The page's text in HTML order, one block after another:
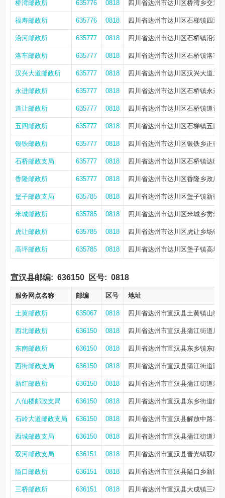
桥湾邮政所 635776 0818 四川省达州市达川区桥湾乡交通
福寿邮政所 635776 0818 四川省达州市达川区石梯镇四通
沿河邮政所 635777 0818 四川省达州市达川区石桥镇沿河
洛车邮政所 635777 0818 四川省达州市达川区石桥镇洛车
汉兴大道邮政所 635777 0818 四川省达州市达川区汉兴大道二
永进邮政所 635777 0818 四川省达州市达川区石桥镇永进
道让邮政所 635777 0818 四川省达州市达川区石桥镇道让
五四邮政所 635777 0818 四川省达州市达川区石梯镇五四
银铁邮政所 635777 0818 四川省达州市达川区银铁乡正街
石桥邮政支局 635777 0818 四川省达州市达川区石桥镇达巴
香隆邮政所 635777 0818 四川省达州市达川区香隆乡政府
堡子邮政支局 635785 0818 四川省达州市达川区堡子镇新街
米城邮政所 635785 0818 四川省达州市达川区米城乡贡米
虎让邮政所 635785 0818 四川省达州市达川区虎让乡场镇
高坪邮政所 635785 0818 四川省达州市达川区堡子镇高坪
宣汉县邮编: 636150 区号: 0818
服务网点名称 邮编 区号 地址
土黄邮政所 635067 0818 四川省达州市宣汉县土黄镇山狮
西北邮政所 636150 0818 四川省达州市宣汉县蒲江街道周
东南邮政所 636150 0818 四川省达州市宣汉县东乡镇东南
西街邮政支局 636150 0818 四川省达州市宣汉县蒲江街道西
新红邮政所 636150 0818 四川省达州市宣汉县蒲江街道新
八仙楼邮政支局 636150 0818 四川省达州市宣汉县东乡街道解
石岭大道邮政支局 636150 0818 四川省达州市宣汉县解放中路127
西城邮政支局 636150 0818 四川省达州市宣汉县蒲江街道琦
双河邮政支局 636151 0818 四川省达州市宣汉县普光镇双桥
隘口邮政所 636151 0818 四川省达州市宣汉县隘口乡新田
三桥邮政所 636151 0818 四川省达州市宣汉县大成镇三桥